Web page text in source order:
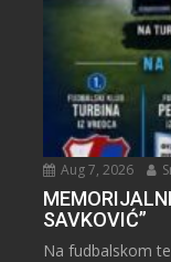
Aug 7, 2026
SAVKOVIĆ”
Na fudbalskom